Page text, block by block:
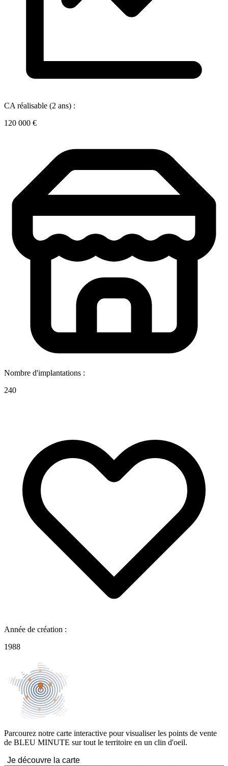
CA réalisable (2 ans) :
120 000 €
Nombre d'implantations :
240
Année de création :
1988
Parcourez notre carte interactive pour visualiser les points de vente
de BLEU MINUTE sur tout le territoire en un clin d'oeil.
Je découvre la carte